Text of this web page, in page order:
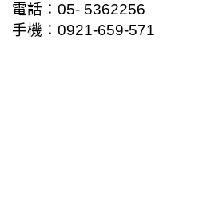
電話： 05- 5362256
手機： 0921-659-571